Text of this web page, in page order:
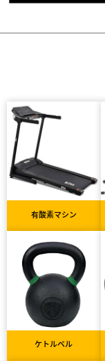
有酸素マシン
ケトルベル